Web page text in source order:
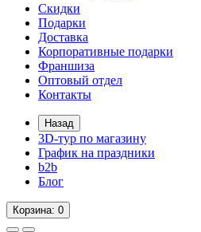
Скидки
Подарки
Доставка
Корпоративные подарки
Франшиза
Оптовый отдел
Контакты
Назад
3D-тур по магазину
График на праздники
b2b
Блог
Корзина: 0